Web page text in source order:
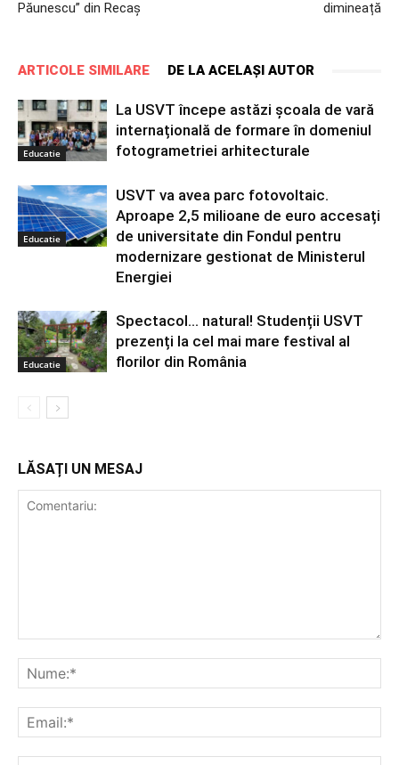
Păunescu” din Recaș
dimineață
ARTICOLE SIMILARE DE LA ACELAȘI AUTOR
Educatie
La USVT începe astăzi școala de vară
internațională de formare în domeniul
fotogrametriei arhitecturale
Educatie
USVT va avea parc fotovoltaic.
Aproape 2,5 milioane de euro accesați
de universitate din Fondul pentru
modernizare gestionat de Ministerul
Energiei
Educatie
Spectacol… natural! Studenții USVT
prezenți la cel mai mare festival al
florilor din România
LĂSAȚI UN MESAJ